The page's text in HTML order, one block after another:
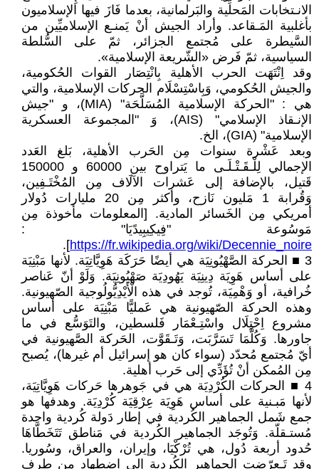
الانـتخابات المَحلِّية والبَرلمانية، بعدما فَازَ فيها الإسلاميون
بأغلبية المَـقاعد. وأراد الجيش أنْ يَمنـع الإسلاميِّين من
السَّيطرة على مُجتمع الجزائر، ثمّ على السُّلطة
السياسية، ثمّ فَرض «الشّريعة الإسلامية».
وقد اِنْتَهَت الحرب الأهلية بِانْتِصَار القوات الحُكومية،
والجيش الحُكومي، وَبِاسْتِسْلَام الحركات الإسلامية، والتي
هي : "الحركة الإسلامية المُسَلَّحَة" (MIA)، و "جيش
الإنـقاذ الإسلامي" (AIS)، وَ "المجموعة العسكرية
الإسلامية" (GIA)، الخ.
وبعد عَشْرة سنوات مِن الحَرب الأهلية، بَلغ العَدد
الإجمالي لِلْـقَـتْـلَـى ما يَتراوح بين 60000 و 150000
قَتيل، بالإضافة إلى عَشرات الآلَاف مِن المُخْتَـفِين،
وَقُرابة 1 مَليون نَازح، وأكثر مِن 20 مليارات دُولار
أمريكي مِن الخَسائر المادية. [المعلومات مأخوذة مِن
مَوسُوعة "فِيكِيبِيدًيَا" :
https://fr.wikipedia.org/wiki/Decennie_noire
].
3 ■ الحركة الصَّهْيُونِيَة هي أيضًا حَرَكَة هَوِيَّاتِيَة. لأنها مَبْنِيَة
على أساس هَوِيَة دِينِيَة يَهُودِيَة صَهْيُونِيَة. وَلَوْ أنّ عَناصر
خُرافية، أو وَهْمِيَة، تُوجد في هذه الْأَيْدِيُّولُوجية الصّهيونية.
وهذه الحركة الصّهيونية هي عَمليًّا مَبْنِيَة على أساس
مشروع اِحْتِلَال واسْتِـعْمَار فَلسطين، والتَوَسُّع في ما
جاورها. وَكُلَّمَا تَسَرَّبَت، وَتَـقَوَّت، الحَركة الصَّهيونية في
أيّ مُجتمع مُحدّد (سواء كان هو إسرائيل أم غيرها)، يُصبح
مِن المُمكن أنْ تُؤَدِّي إلى حَرب أهلية.
4 ■ الحركات الكُرْدِيَة هي في جَوهرها حَركات هَوِيَّاتِيَة،
لأنها مَبـنية على أساس هَوِيَة عِرْقِيَة كُرْدِيَة. وهدفها هو
جمع شَمل الجماهير الكُردية في إطار دَولة كُردية واحدة
مُستـقلّة. وَتُوجَد الجماهير الكُردية في مَناطق تَتَخَطَّاهَا
حُدود أربعة دُول، هي تُرْكْيَا، وإيران، والعراق، وسُوريا.
وقد تَـعرّضت الجماهير الكُردية إلى اِضطهاد من طرف